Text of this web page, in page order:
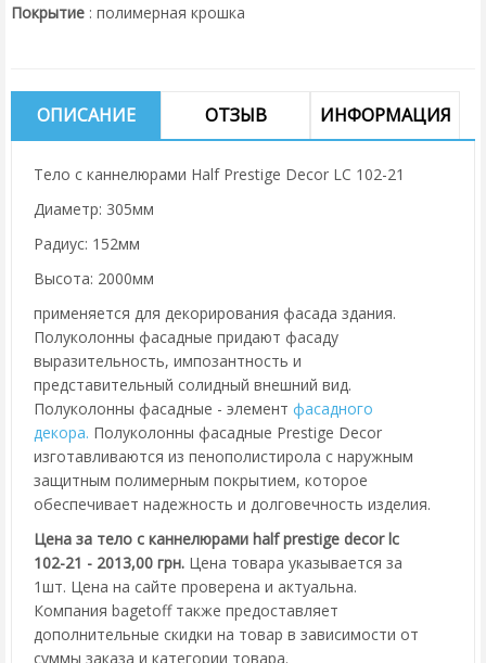
Покрытие : полимерная крошка
ОПИСАНИЕ ОТЗЫВ ИНФОРМАЦИЯ
Тело с каннелюрами Half Prestige Decor LC 102-21
Диаметр: 305мм
Радиус: 152мм
Высота: 2000мм
применяется для декорирования фасада здания.
Полуколонны фасадные придают фасаду
выразительность, импозантность и
представительный солидный внешний вид.
Полуколонны фасадные - элемент фасадного
декора. Полуколонны фасадные Prestige Decor
изготавливаются из пенополистирола с наружным
защитным полимерным покрытием, которое
обеспечивает надежность и долговечность изделия.
Цена за тело с каннелюрами half prestige decor lc
102-21 - 2013,00 грн. Цена товара указывается за
1шт. Цена на сайте проверена и актуальна.
Компания bagetoff также предоставляет
дополнительные скидки на товар в зависимости от
суммы заказа и категории товара.